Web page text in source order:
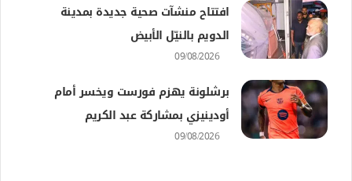
افتتاح منشآت صحية جديدة بمدينة
الدويم بالنيّل الأبيض
09/08/2026
برشلونة يهزم فورست ويخسر أمام
أودينيزي بمشاركة عبد الكريم
09/08/2026